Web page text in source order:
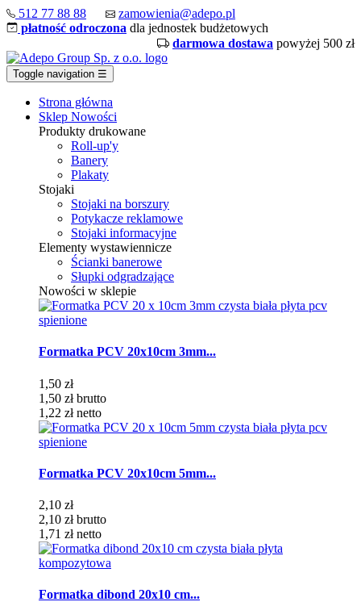
512 77 88 88
zamowienia@adepo.pl
płatność odroczona dla jednostek budżetowych
darmowa dostawa powyżej 500 zł
Toggle navigation ☰
Strona główna
Sklep Nowości
Produkty drukowane
Roll-up'y
Banery
Plakaty
Stojaki
Stojaki na borszury
Potykacze reklamowe
Stojaki informacyjne
Elementy wystawiennicze
Ścianki banerowe
Słupki odgradzające
Nowości w sklepie
Formatka PCV 20x10cm 3mm...
1,50 zł
1,50 zł brutto
1,22 zł netto
Formatka PCV 20x10cm 5mm...
2,10 zł
2,10 zł brutto
1,71 zł netto
Formatka dibond 20x10 cm...